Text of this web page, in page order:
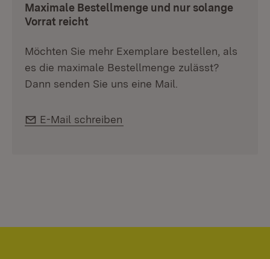
Maximale Bestellmenge und nur solange
Vorrat reicht
Möchten Sie mehr Exemplare bestellen, als
es die maximale Bestellmenge zulässt?
Dann senden Sie uns eine Mail.
E-Mail:
E-Mail schreiben